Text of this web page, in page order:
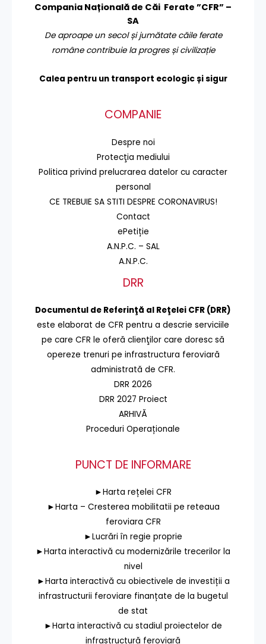
Compania Națională de Căi Ferate ”CFR” –
SA
De aproape un secol și jumătate căile ferate
române contribuie la progres și civilizație
Calea pentru un transport ecologic și sigur
COMPANIE
Despre noi
Protecţia mediului
Politica privind prelucrarea datelor cu caracter
personal
CE TREBUIE SA STITI DESPRE CORONAVIRUS!
Contact
ePetiție
A.N.P.C. – SAL
A.N.P.C.
DRR
Documentul de Referinţă al Reţelei CFR (DRR)
este elaborat de CFR pentru a descrie serviciile
pe care CFR le oferă clienţilor care doresc să
opereze trenuri pe infrastructura feroviară
administrată de CFR.
DRR 2026
DRR 2027 Proiect
ARHIVĂ
Proceduri Operaționale
PUNCT DE INFORMARE
►Harta rețelei CFR
►Harta – Cresterea mobilitatii pe reteaua
feroviara CFR
►Lucrări în regie proprie
►Harta interactivă cu modernizările trecerilor la
nivel
►Harta interactivă cu obiectivele de investiții a
infrastructurii feroviare finanțate de la bugetul
de stat
►Harta interactivă cu stadiul proiectelor de
infrastructură feroviară